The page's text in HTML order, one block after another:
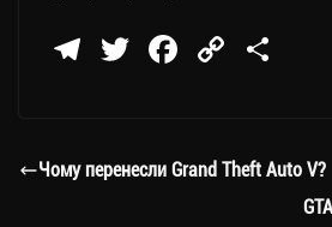
Te
a
T
er
Fa
ok
C
Li ли
ти
Чому перенесли Grand Theft Auto V?